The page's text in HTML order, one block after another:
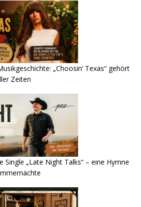
„Choosin‘ Texas“ gehört
Zeiten
Single „Late Night Talks“ – eine Hymne